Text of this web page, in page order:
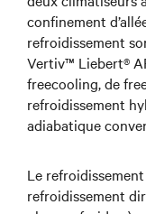
confinement
refroidissement
Vertiv™ Liebert®
freecooling, de
refroidissement
adiabatique
Le
refroidissement